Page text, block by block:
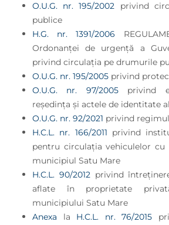
O.U.G. nr. 195/2002 privind
publice
H.G. nr. 1391/2006
Ordonanţei de urgenţă a
privind circulaţia pe drumurile
O.U.G. nr. 195/2005 privind
O.U.G. nr. 97/2005privind
reşedinţa şi actele de identitate
O.U.G. nr. 92/2021 privind
H.C.L. nr. 166/2011 privind
pentru circulaţia vehiculelor
municipiul Satu Mare
H.C.L. 90/2012privind
aflate în proprietate
municipiului Satu Mare
Anexa la H.C.L. nr. 76/2015